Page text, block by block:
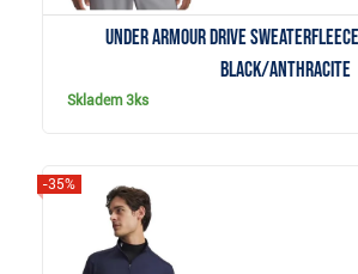
Under Armour Drive
black/anthracite
Skladem3ks
-35%